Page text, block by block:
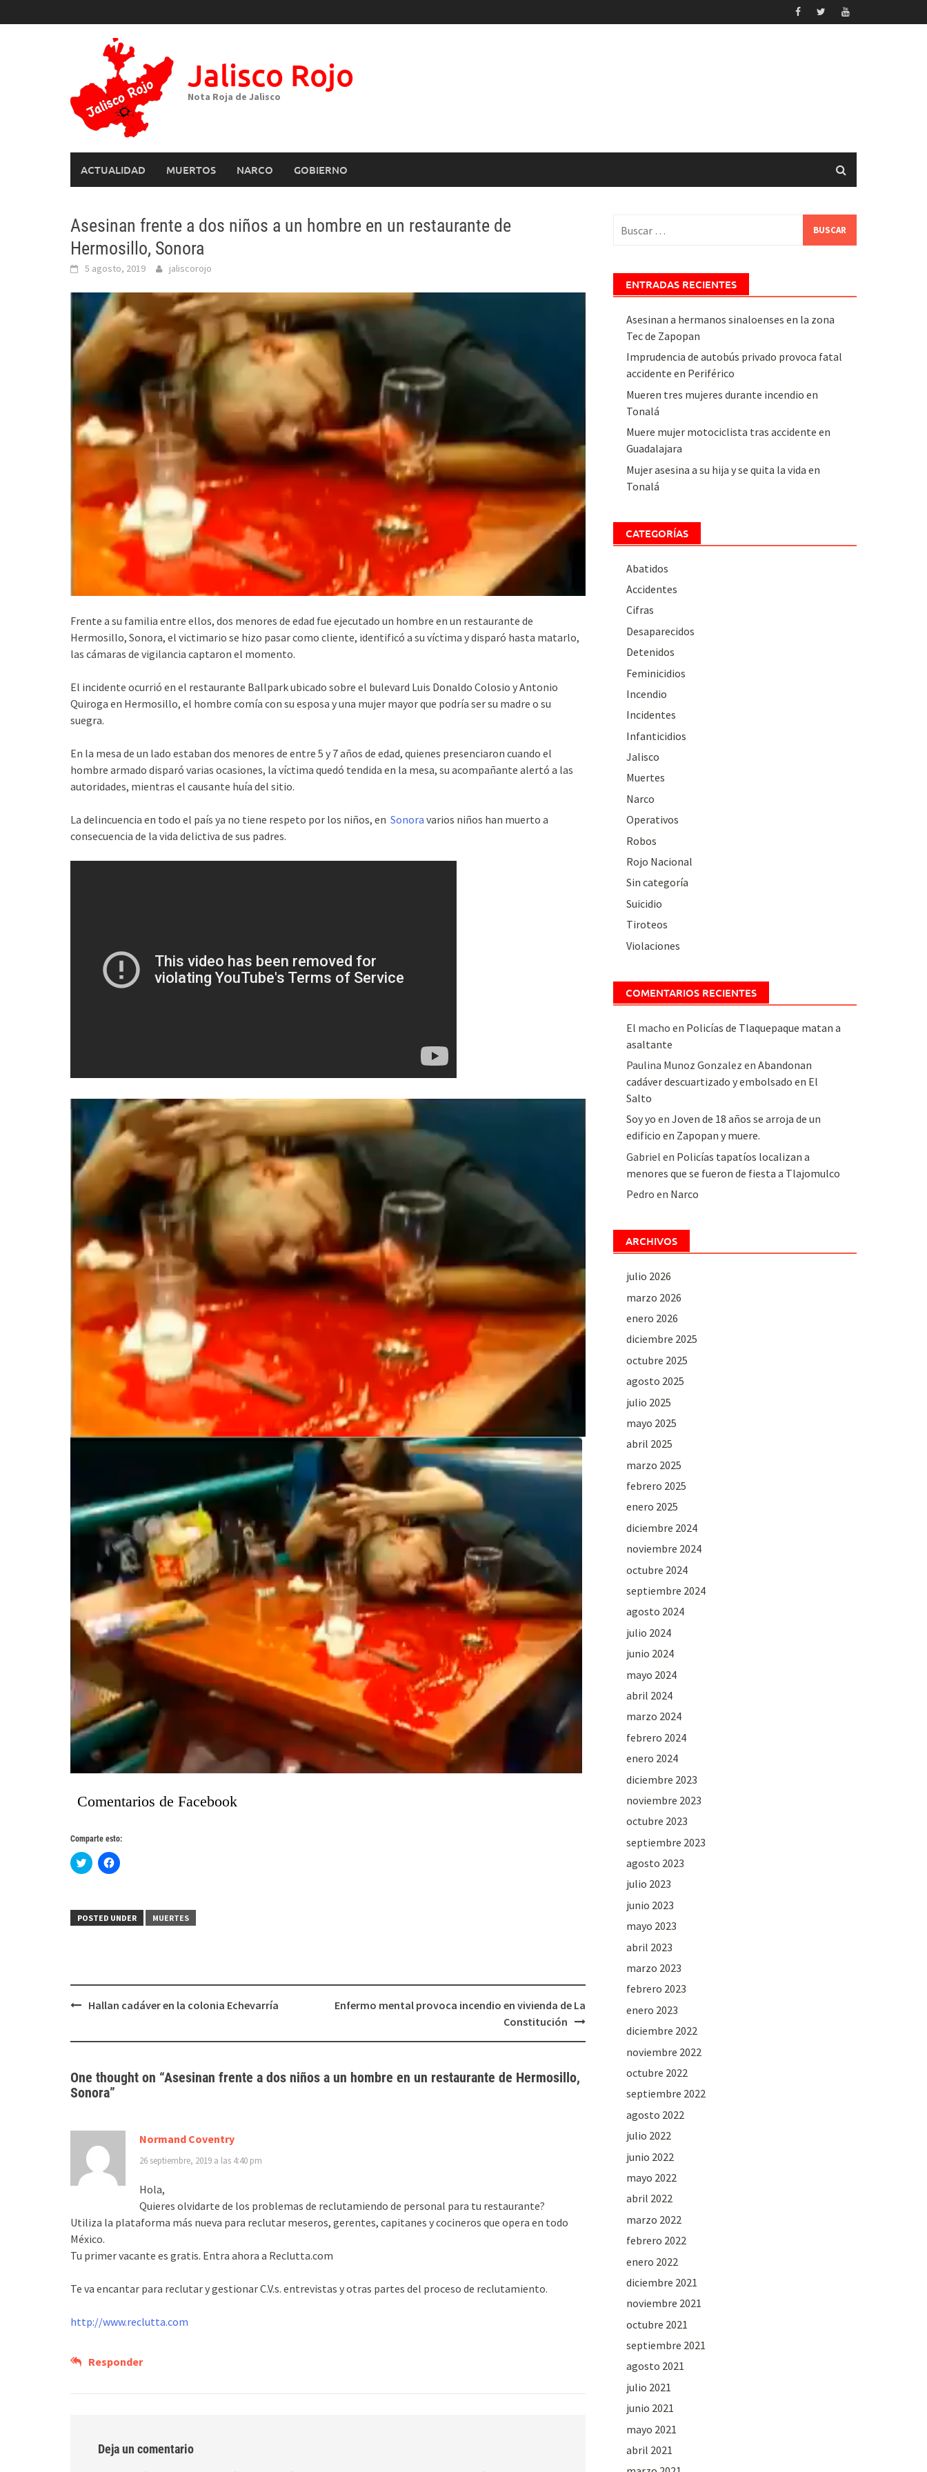
to
Jalisco Rojo
Nota Roja de Jalisco
ACTUALIDAD MUERTOS NARCO GOBIERNO
Asesinan frente a dos niños a un hombre en un restaurante de
Hermosillo, Sonora
5 agosto, 2019 jaliscorojo
Frente a su familia entre ellos, dos menores de edad fue ejecutado un hombre en un restaurante de
Hermosillo, Sonora, el victimario se hizo pasar como cliente, identificó a su víctima y disparó hasta matarlo,
las cámaras de vigilancia captaron el momento.
El incidente ocurrió en el restaurante Ballpark ubicado sobre el bulevard Luis Donaldo Colosio y Antonio
Quiroga en Hermosillo, el hombre comía con su esposa y una mujer mayor que podría ser su madre o su
suegra.
En la mesa de un lado estaban dos menores de entre 5 y 7 años de edad, quienes presenciaron cuando el
hombre armado disparó varias ocasiones, la víctima quedó tendida en la mesa, su acompañante alertó a las
autoridades, mientras el causante huía del sitio.
La delincuencia en todo el país ya no tiene respeto por los niños, en Sonora varios niños han muerto a
consecuencia de la vida delictiva de sus padres.
Comentarios de Facebook
Comparte esto:
Haz
clic
(Se
abre
Haz
clic
(Se
abre
POSTED UNDER MUERTES
PostHallan cadáver en la colonia Echevarría
Enfermo mental provoca incendio en vivienda de La
Constitución
One thought on “Asesinan frente a dos niños a un hombre en un restaurante de Hermosillo,
Sonora”
Normand Coventry
26 septiembre, 2019 a las 4:40 pm
Hola,
Quieres olvidarte de los problemas de reclutamiendo de personal para tu restaurante?
Utiliza la plataforma más nueva para reclutar meseros, gerentes, capitanes y cocineros que opera en todo
México.
Tu primer vacante es gratis. Entra ahora a Reclutta.com
Te va encantar para reclutar y gestionar C.V.s. entrevistas y otras partes del proceso de reclutamiento.
http://www.reclutta.com
Responder
Deja un comentario
ENTRADAS RECIENTES
Asesinan a hermanos sinaloenses en la zona
Tec de Zapopan
Imprudencia de autobús privado provoca fatal
accidente en Periférico
Mueren tres mujeres durante incendio en
Tonalá
Muere mujer motociclista tras accidente en
Guadalajara
Mujer asesina a su hija y se quita la vida en
Tonalá
CATEGORÍAS
Abatidos
Accidentes
Cifras
Desaparecidos
Detenidos
Feminicidios
Incendio
Incidentes
Infanticidios
Jalisco
Muertes
Narco
Operativos
Robos
Rojo Nacional
Sin categoría
Suicidio
Tiroteos
Violaciones
COMENTARIOS RECIENTES
El macho en Policías de Tlaquepaque matan a
asaltante
Paulina Munoz Gonzalez en Abandonan
cadáver descuartizado y embolsado en El
Salto
Soy yo en Joven de 18 años se arroja de un
edificio en Zapopan y muere.
Gabriel en Policías tapatíos localizan a
menores que se fueron de fiesta a Tlajomulco
Pedro en Narco
ARCHIVOS
julio 2026
marzo 2026
enero 2026
diciembre 2025
octubre 2025
agosto 2025
julio 2025
mayo 2025
abril 2025
marzo 2025
febrero 2025
enero 2025
diciembre 2024
noviembre 2024
octubre 2024
septiembre 2024
agosto 2024
julio 2024
junio 2024
mayo 2024
abril 2024
marzo 2024
febrero 2024
enero 2024
diciembre 2023
noviembre 2023
octubre 2023
septiembre 2023
agosto 2023
julio 2023
junio 2023
mayo 2023
abril 2023
marzo 2023
febrero 2023
enero 2023
diciembre 2022
noviembre 2022
octubre 2022
septiembre 2022
agosto 2022
julio 2022
junio 2022
mayo 2022
abril 2022
marzo 2022
febrero 2022
enero 2022
diciembre 2021
noviembre 2021
octubre 2021
septiembre 2021
agosto 2021
julio 2021
junio 2021
mayo 2021
abril 2021